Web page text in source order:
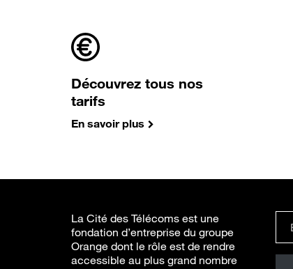
Découvrez tous nos
tarifs
En savoir plus
La Cité des Télécoms est une
fondation d’entreprise du groupe
Orange dont le rôle est de rendre
accessible au plus grand nombre